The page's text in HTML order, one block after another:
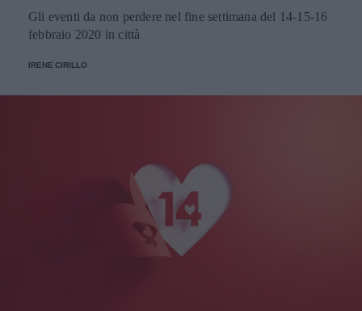
Gli eventi da non perdere nel fine settimana del 14-15-16
febbraio 2020 in città
IRENE CIRILLO